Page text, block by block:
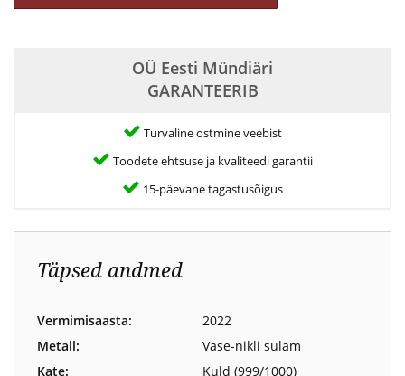
OÜ Eesti Mündiäri
GARANTEERIB
Turvaline ostmine veebist
Toodete ehtsuse ja kvaliteedi garantii
15-päevane tagastusõigus
Täpsed andmed
Vermimisaasta:
2022
Metall:
Vase-nikli sulam
Kate:
Kuld (999/1000)